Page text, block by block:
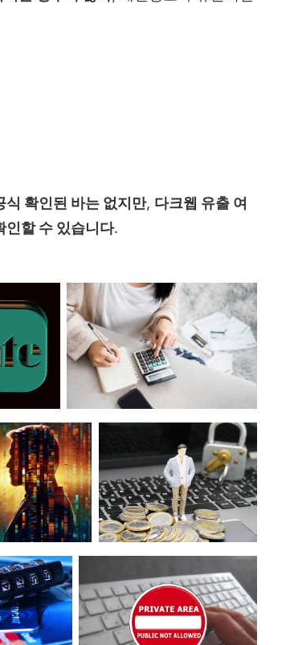
식 확인된 바는 없지만, 다크웹 유출 여
인할 수 있습니다.